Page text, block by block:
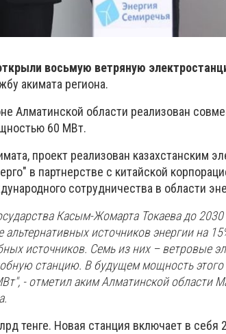
восьмую ветряную
акимата региона.
Алматинской области реализован
60 МВт.
проект реализован казахстанским
в партнерстве с китайской
сотрудничества в области
Касым-Жомарта Токаева до 2030
альтернативных источников энергии на
источников. Семь из них – ветровые
станцию. В будущем мощность этого
- отметил аким Алматинской области
тенге. Новая станция включает в себя